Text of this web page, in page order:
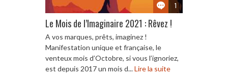
1
Le Mois de l’Imaginaire 2021 : Rêvez !
A vos marques, prêts, imaginez !
Manifestation unique et française, le
venteux mois d’Octobre, si vous l’ignoriez,
est depuis 2017 un mois d...Lire la suite